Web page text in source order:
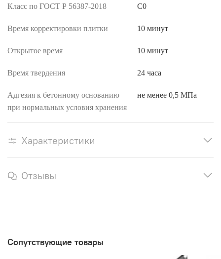
Класс по ГОСТ Р 56387-2018 С0
Время корректировки плитки 10 минут
Открытое время 10 минут
Время твердения 24 часа
Адгезия к бетонному основанию
при нормальных условия хранения
не менее 0,5 МПа
Характеристики
Отзывы
Сопутствующие товары